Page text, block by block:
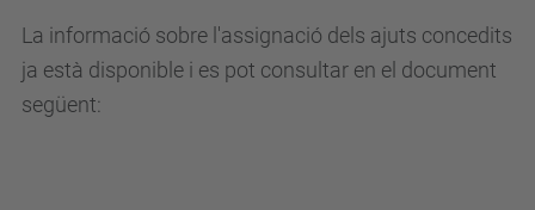
La informació sobre l'assignació dels ajuts concedits
ja està disponible i es pot consultar en el document
següent: